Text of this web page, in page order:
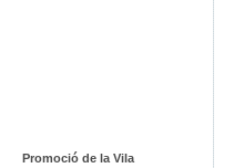
Promoció de la Vila